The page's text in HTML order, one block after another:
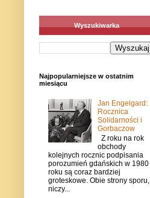
Wyszukiwarka
Najpopularniejsze w ostatnim
miesiącu
Jan Engelgard:
Rocznica
Solidarności i
Gorbaczow
Z roku na rok
obchody
kolejnych rocznic podpisania
porozumień gdańskich w 1980
roku są coraz bardziej
groteskowe. Obie strony sporu,
niczy...